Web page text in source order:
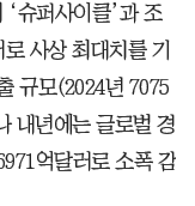
슈퍼사이클’과 조
사상 최대치를 기
규모(2024년 7075
내년에는 글로벌 경
억달러로 소폭 감